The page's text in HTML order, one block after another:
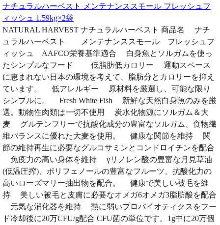
ナチュラルハーベスト メンテナンススモール フレッシュフ
ィッシュ 1.59kg×2袋
NATURAL HARVEST ナチュラルハーベスト 商品名 ナチ
ュラルハーベスト メンテナンススモール フレッシュフ
ィッシュ AAFCO栄養基準適合 白身魚とソルガムを使っ
たシンプルなフード 低脂肪低カロリー 運動スペース
に恵まれない日本の環境を考えて、脂肪分とカロリーを抑え
ています。 低アレルギー 原材料を厳選し、可能な限り
シンプルに。 Fresh White Fish 新鮮な天然白身魚のみを厳
選。動物性肉類は一切不使用 炭水化物源にソルガム＆大
麦 グルテンフリーで抗酸化成分の豊富なソルガム、食物繊
維バランスに優れた大麦を使用。 健康な関節を維持 関
節の維持再生に必要なグルコサミンとコンドロイチンを配合
免疫力の高い身体を維持 γリノレン酸の豊富な月見草油
(低温圧搾)、ポリフェノールの豊富なフルーツ、抗酸化力の
高いローズマリー抽出物を配合。 健康で美しい被毛を維
持 美しい被毛と皮膚に必要なオメガ6オメガ3脂肪酸を配合
元気な消化器を維持 熱に弱いプロバイオティクスをフー
ド冷却後に20万CFU/g配合 CFU菌の単位です。1g中に20万個